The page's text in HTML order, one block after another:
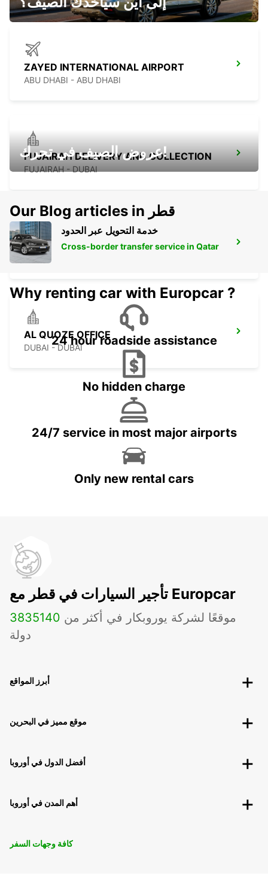
ZAYED INTERNATIONAL AIRPORT
ABU DHABI - ABU DHABI
FUJAIRAH DELIVERY AND COLLECTION
FUJAIRAH - DUBAI
DUBAI CITY DELIVERY & COLLECTION
DUBAI - DUBAI
AL QUOZE OFFICE
DUBAI - DUBAI
عروض الصيف في تحرك!
Our Blog articles in قطر
خدمة التحويل عبر الحدود
Cross-border transfer service in Qatar
Why renting car with Europcar ?
24 hour roadside assistance
No hidden charge
24/7 service in most major airports
Only new rental cars
تأجير السيارات في قطر مع Europcar
3835 موقعًا لشركة يوروبكار في أكثر من 140
دولة
أبرز المواقع
موقع مميز في البحرين
أفضل الدول في أوروبا
أهم المدن في أوروبا
كافة وجهات السفر